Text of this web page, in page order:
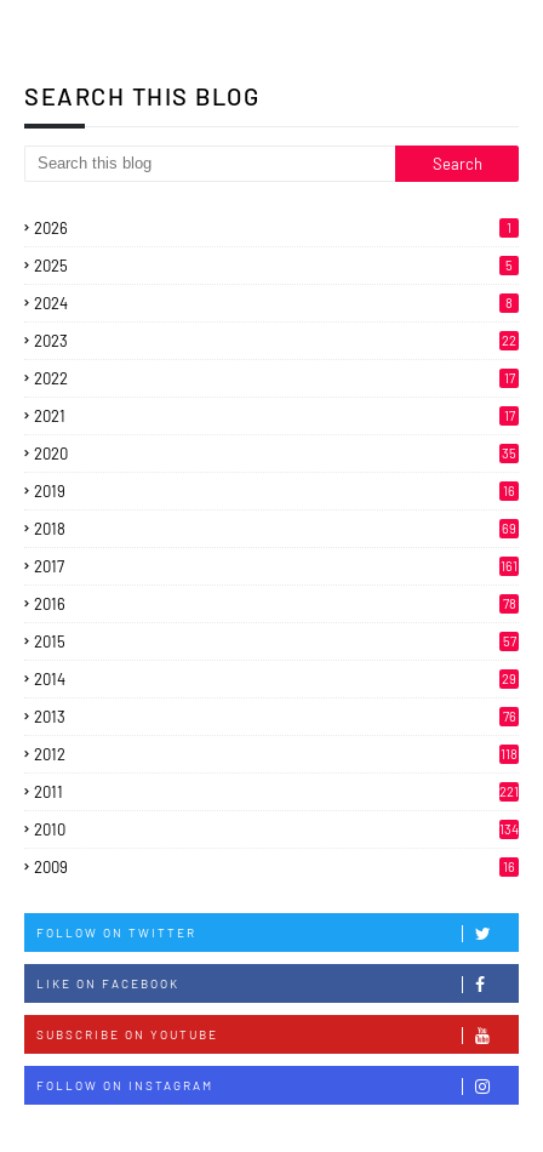
SEARCH THIS BLOG
2026 1
2025 5
2024 8
2023 22
2022 17
2021 17
2020 35
2019 16
2018 69
2017 161
2016 78
2015 57
2014 29
2013 76
2012 118
2011 221
2010 134
2009 16
FOLLOW ON TWITTER
LIKE ON FACEBOOK
SUBSCRIBE ON YOUTUBE
FOLLOW ON INSTAGRAM